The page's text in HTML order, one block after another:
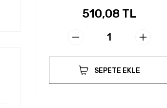
510,08 TL
SEPETE EKLE